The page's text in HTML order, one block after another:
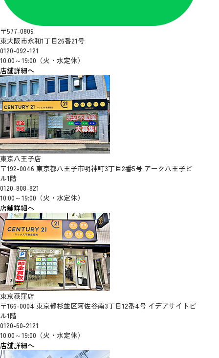
〒577-0809
東大阪市永和1丁目26番21号
0120-092-121
10:00～19:00（火・水定休）
店舗詳細へ
東京八王子店
〒192-0046 東京都八王子市明神町3丁目2番5号 アーク八王子ビ
ル1階
0120-808-821
10:00～19:00（火・水定休）
店舗詳細へ
東京荻窪店
〒166-0004 東京都杉並区阿佐谷南3丁目12番4号 イデアサイトビ
ル1階
0120-60-2121
10:00～19:00（火・水定休）
店舗詳細へ